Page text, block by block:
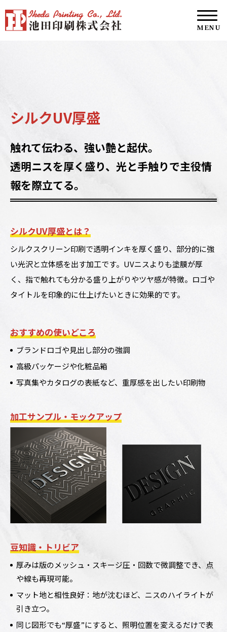
シルクUV厚盛
触れて伝わる、強い艶と起伏。
透明ニスを厚く盛り、光と手触りで主役情
報を際立てる。
シルクUV厚盛とは？
シルクスクリーン印刷で透明インキを厚く盛り、部分的に強
い光沢と立体感を出す加工です。UVニスよりも塗膜が厚
く、指で触れても分かる盛り上がりやツヤ感が特徴。ロゴや
タイトルを印象的に仕上げたいときに効果的です。
おすすめの使いどころ
ブランドロゴや見出し部分の強調
高級パッケージや化粧品箱
写真集やカタログの表紙など、重厚感を出したい印刷物
加工サンプル・モックアップ
豆知識・トリビア
厚みは版のメッシュ・スキージ圧・回数で微調整でき、点
や線も再現可能。
マット地と相性良好：地が沈むほど、ニスのハイライトが
引き立つ。
同じ図形でも“厚盛”にすると、照明位置を変えるだけで表